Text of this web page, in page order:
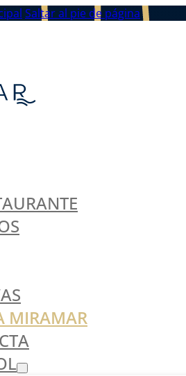
Saltar al pie de página
MIRAMAR